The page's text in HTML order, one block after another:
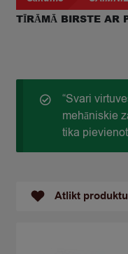
TĪRĀMĀ BIRSTE AR
“Svari
mehāniskie
tika
Atlikt produktu